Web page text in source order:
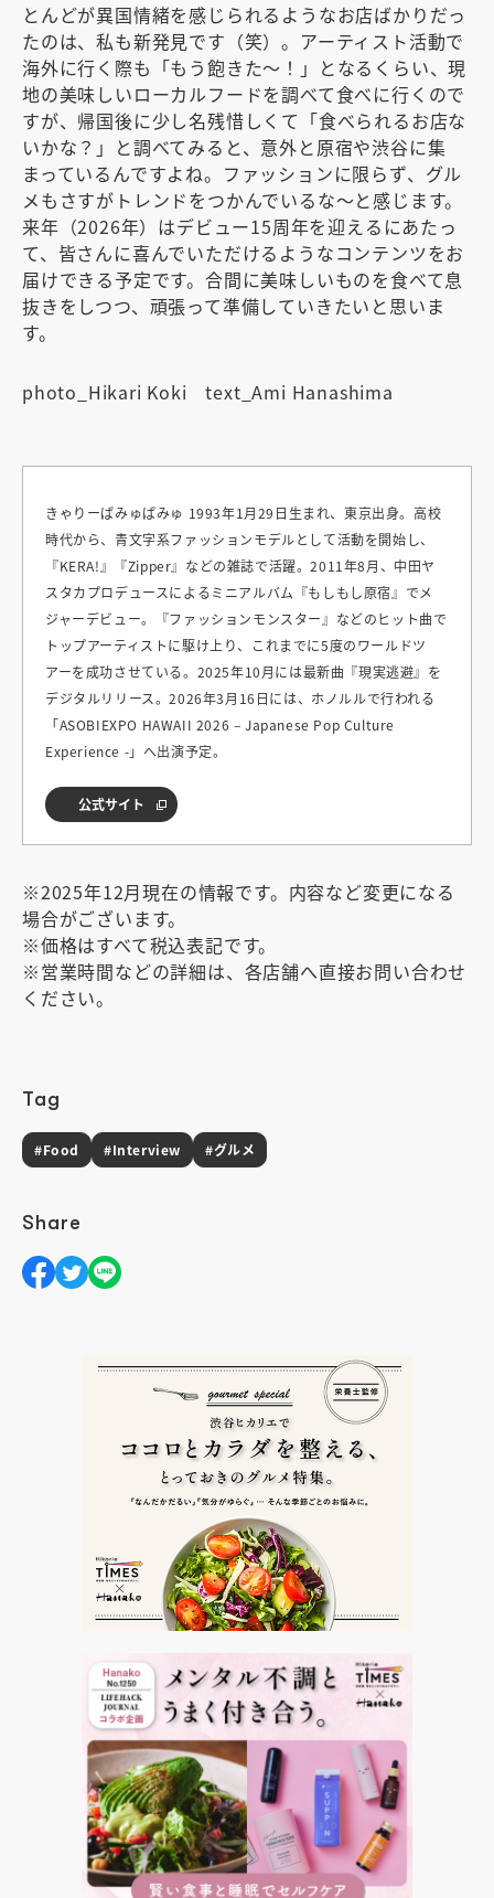
とんどが異国情緒を感じられるようなお店ばかりだっ
たのは、私も新発見です（笑）。アーティスト活動で
海外に行く際も「もう飽きた〜！」となるくらい、現
地の美味しいローカルフードを調べて食べに行くので
すが、帰国後に少し名残惜しくて「食べられるお店な
いかな？」と調べてみると、意外と原宿や渋谷に集
まっているんですよね。ファッションに限らず、グル
メもさすがトレンドをつかんでいるな〜と感じます。
来年（2026年）はデビュー15周年を迎えるにあたっ
て、皆さんに喜んでいただけるようなコンテンツをお
届けできる予定です。合間に美味しいものを食べて息
抜きをしつつ、頑張って準備していきたいと思いま
す。
photo_Hikari Koki text_Ami Hanashima
きゃりーぱみゅぱみゅ 1993年1月29日生まれ、東京出身。高校
時代から、青文字系ファッションモデルとして活動を開始し、
『KERA!』『Zipper』などの雑誌で活躍。2011年8月、中田ヤ
スタカプロデュースによるミニアルバム『もしもし原宿』でメ
ジャーデビュー。『ファッションモンスター』などのヒット曲で
トップアーティストに駆け上り、これまでに5度のワールドツ
アーを成功させている。2025年10月には最新曲『現実逃避』を
デジタルリリース。2026年3月16日には、ホノルルで行われる
「ASOBIEXPO HAWAII 2026 – Japanese Pop Culture
Experience -」へ出演予定。
公式サイト
※2025年12月現在の情報です。内容など変更になる
場合がございます。
※価格はすべて税込表記です。
※営業時間などの詳細は、各店舗へ直接お問い合わせ
ください。
Tag
#Food #Interview #グルメ
Share